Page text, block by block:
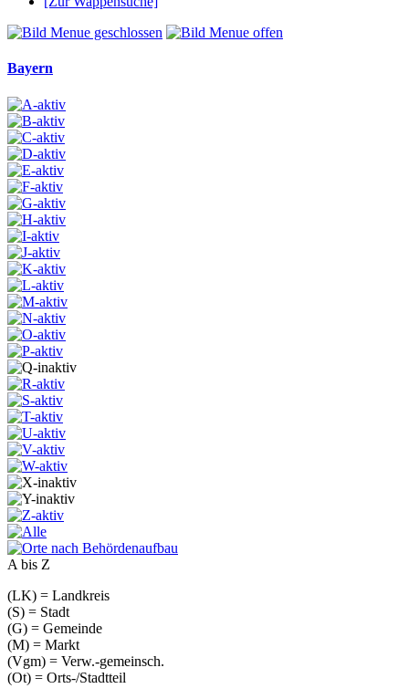
Bayern
A bis Z
(LK) = Landkreis
(S) = Stadt
(G) = Gemeinde
(M) = Markt
(Vgm) = Verw.-gemeinsch.
(Ot) = Orts-/Stadtteil